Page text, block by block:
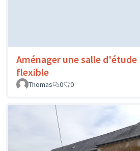
Aménager une salle d'étude
flexible
Thomas
0 0